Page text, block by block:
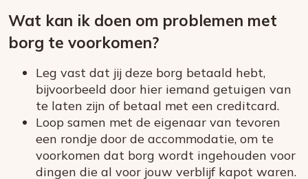
Wat kan ik doen om problemen met
borg te voorkomen?
Leg vast dat jij deze borg betaald hebt,
bijvoorbeeld door hier iemand getuigen van
te laten zijn of betaal met een creditcard.
Loop samen met de eigenaar van tevoren
een rondje door de accommodatie, om te
voorkomen dat borg wordt ingehouden voor
dingen die al voor jouw verblijf kapot waren.